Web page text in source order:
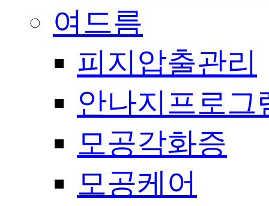
여드름
피지압출관리
안나지프로그
모공각화증
모공케어